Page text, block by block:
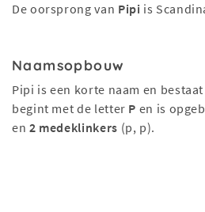
De oorsprong van Pipi is
Naamsopbouw
Pipi is een korte naam en
begint met de letter P en is
en 2 medeklinkers (p, p).